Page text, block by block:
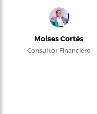
Moises Cortés
Consultor Financiero